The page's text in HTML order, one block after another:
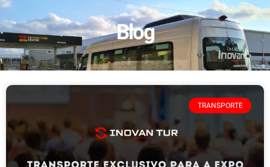
Blog
TRANSPORTE